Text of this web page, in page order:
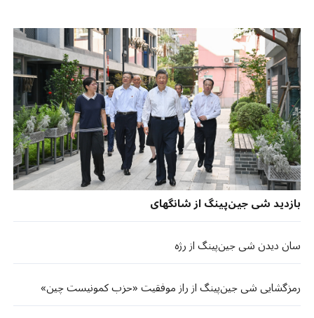
بازدید شی جین‌پینگ از شانگهای
سان دیدن شی جین‌پینگ از رژه
رمزگشایی شی جین‌پینگ از راز موفقیت «حزب کمونیست چین»